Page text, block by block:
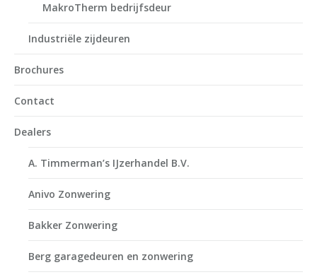
MakroTherm bedrijfsdeur
Industriële zijdeuren
Brochures
Contact
Dealers
A. Timmerman’s IJzerhandel B.V.
Anivo Zonwering
Bakker Zonwering
Berg garagedeuren en zonwering